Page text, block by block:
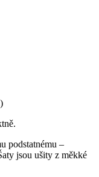
podstatnému –
jsou ušity z měkké